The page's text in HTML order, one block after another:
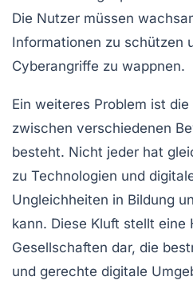
Die Nutzer müssen
Informationen zu schützen
Cyberangriffe zu wappnen.
Ein weiteres Problem ist
zwischen verschiedenen
besteht. Nicht jeder hat
zu Technologien und
Ungleichheiten in Bildung
kann. Diese Kluft stellt eine
Gesellschaften dar, die
und gerechte digitale